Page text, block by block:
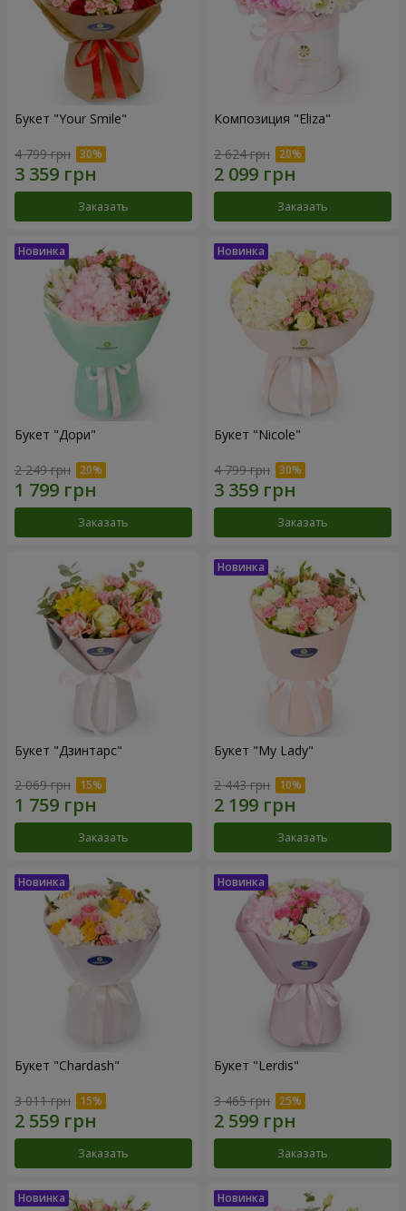
Букет "Your Smile"
4 799 грн
Заказать
Композиция "Eliza"
2 624 грн
Заказать
Букет "Дори"
2 249 грн
Заказать
Букет "Nicole"
4 799 грн
Заказать
Букет "Дзинтарс"
2 069 грн
Заказать
Букет "My Lady"
2 443 грн
Заказать
Букет "Chardash"
3 011 грн
Заказать
Букет "Lerdis"
3 465 грн
Заказать